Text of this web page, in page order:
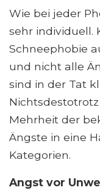
Wie bei jeder
sehr individuell.
Schneephobie
und nicht alle
sind in der Tat
Mehrheit der
Ängste in eine
Kategorien.
Angst vor